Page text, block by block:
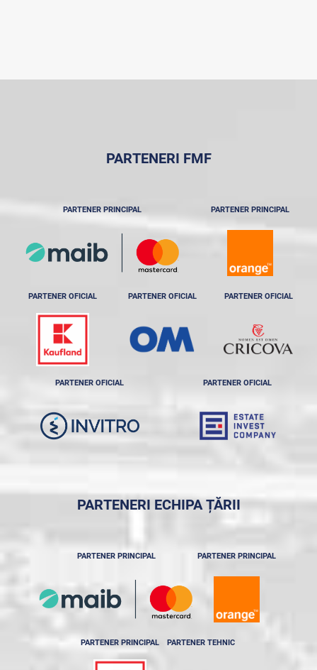
PARTENERI FMF
PARTENER PRINCIPAL PARTENER PRINCIPAL
PARTENER OFICIAL PARTENER OFICIAL PARTENER OFICIAL
PARTENER OFICIAL PARTENER OFICIAL
PARTENERI ECHIPA ȚĂRII
PARTENER PRINCIPAL PARTENER PRINCIPAL
PARTENER PRINCIPAL PARTENER TEHNIC